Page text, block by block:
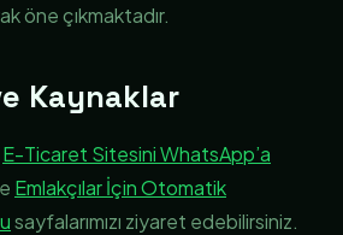
öne çıkmaktadır.
Kaynaklar
E-Ticaret Sitesini WhatsApp’a
Emlakçılar İçin Otomatik
sayfalarımızı ziyaret edebilirsiniz.